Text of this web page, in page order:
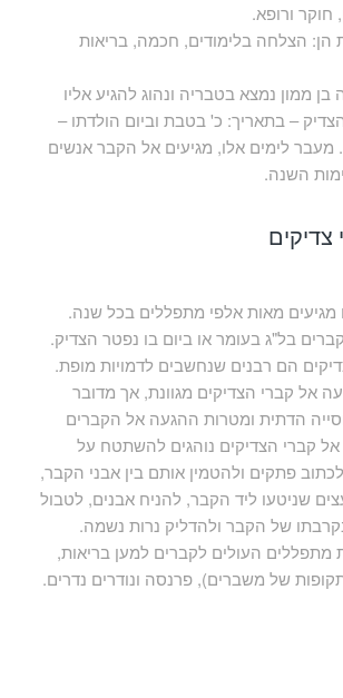
חוקר ורופא.
הן: הצלחה בלימודים, חכמה, בריאות
ממון נמצא בטבריה ונהוג להגיע אליו
– בתאריך: כ' בטבת וביום הולדתו –
מעבר לימים אלו, מגיעים אל הקבר אנשים
השנה.
מגיעים מאות אלפי מתפללים בכל שנה.
בל"ג בעומר או ביום בו נפטר הצדיק.
הם רבנים שנחשבים לדמויות מופת.
אל קברי הצדיקים מגוונת, אך מדובר
הדתית ומטרות ההגעה אל הקברים
אל קברי הצדיקים נוהגים להשתטח על
פתקים ולהטמין אותם בין אבני הקבר,
שניטעו ליד הקבר, להניח אבנים, לטבול
של הקבר ולהדליק נרות נשמה.
מתפללים העולים לקברים למען בריאות,
של משברים), פרנסה ונודרים נדרים.